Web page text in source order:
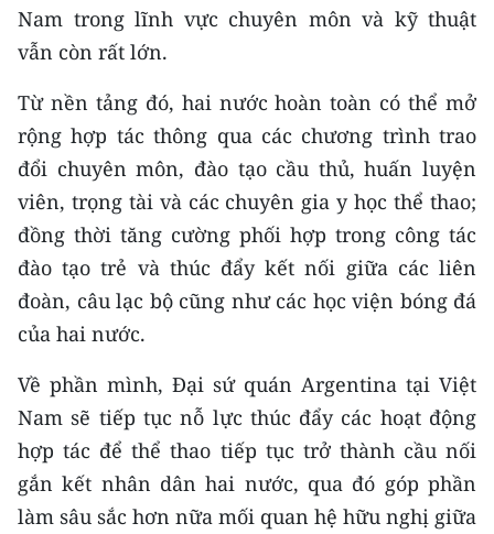
Nam trong lĩnh vực chuyên môn và kỹ thuật
vẫn còn rất lớn.
Từ nền tảng đó, hai nước hoàn toàn có thể mở
rộng hợp tác thông qua các chương trình trao
đổi chuyên môn, đào tạo cầu thủ, huấn luyện
viên, trọng tài và các chuyên gia y học thể thao;
đồng thời tăng cường phối hợp trong công tác
đào tạo trẻ và thúc đẩy kết nối giữa các liên
đoàn, câu lạc bộ cũng như các học viện bóng đá
của hai nước.
Về phần mình, Đại sứ quán Argentina tại Việt
Nam sẽ tiếp tục nỗ lực thúc đẩy các hoạt động
hợp tác để thể thao tiếp tục trở thành cầu nối
gắn kết nhân dân hai nước, qua đó góp phần
làm sâu sắc hơn nữa mối quan hệ hữu nghị giữa